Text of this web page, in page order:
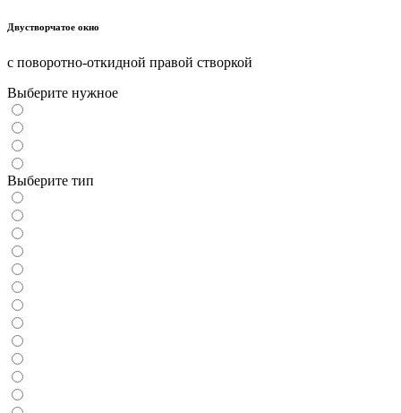
Двустворчатое окно
с поворотно-откидной правой створкой
Выберите нужное
Выберите тип